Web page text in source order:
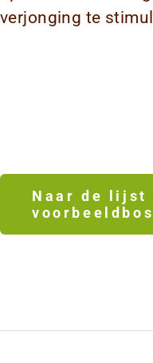
verjonging te
Naar de lijst